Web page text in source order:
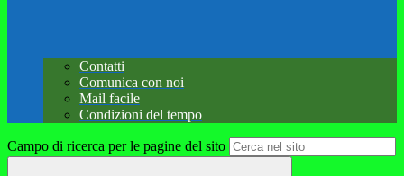
Contatti
Comunica con noi
Mail facile
Condizioni del tempo
Campo di ricerca per le pagine del sito